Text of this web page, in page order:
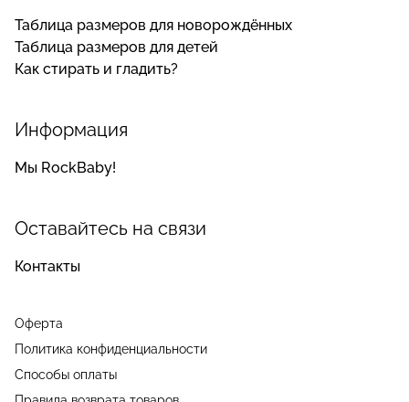
Таблица размеров для новорождённых
Таблица размеров для детей
Как стирать и гладить?
Информация
Мы RockBaby!
Оставайтесь на связи
Контакты
Оферта
Политика конфиденциальности
Способы оплаты